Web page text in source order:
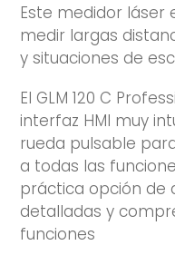
Este medidor láser
medir largas
y situaciones de
El GLM 120 C
interfaz HMI muy
rueda pulsable
a todas las
práctica opción de
detalladas y
funciones